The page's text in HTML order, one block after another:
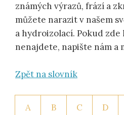
známých výrazů, frází a
můžete narazit v našem
a hydroizolací. Pokud zde
nenajdete, napište nám a
Zpět na slovník
A B C D